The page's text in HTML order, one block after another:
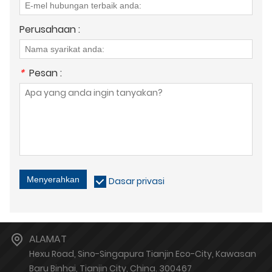
Perusahaan :
* Pesan :
Menyerahkan Dasar privasi
ALAMAT
Hexu Road, Sino-Singapura Tianjin Eco-City, Kawasan
Baru Binhai, Tianjin City, China. 300467